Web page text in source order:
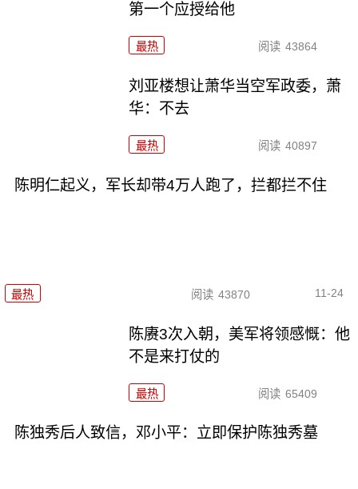
第一个应授给他
最热 阅读 43864
刘亚楼想让萧华当空军政委，萧
华：不去
最热 阅读 40897
陈明仁起义，军长却带4万人跑了，拦都拦不住
最热 阅读 43870 11-24
陈赓3次入朝，美军将领感慨：他
不是来打仗的
最热 阅读 65409
陈独秀后人致信，邓小平：立即保护陈独秀墓